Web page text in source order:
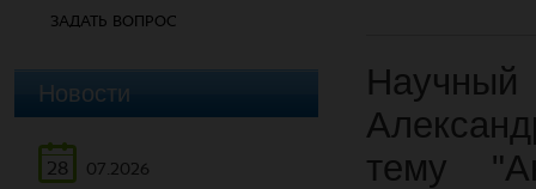
ЗАДАТЬ ВОПРОС
Новости
28
07.2026
тему "